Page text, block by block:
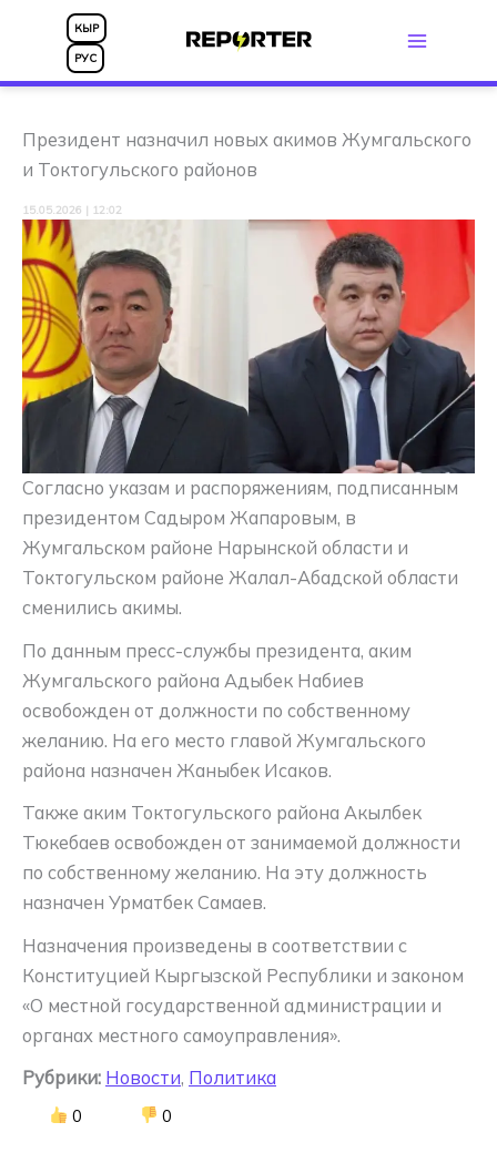
Перейти
содержимому
КЫР
РУС
Президент назначил новых акимов Жумгальского
и Токтогульского районов
15.05.2026 | 12:02
Согласно указам и распоряжениям, подписанным
президентом Садыром Жапаровым, в
Жумгальском районе Нарынской области и
Токтогульском районе Жалал-Абадской области
сменились акимы.
По данным пресс-службы президента, аким
Жумгальского района Адыбек Набиев
освобожден от должности по собственному
желанию. На его место главой Жумгальского
района назначен Жаныбек Исаков.
Также аким Токтогульского района Акылбек
Тюкебаев освобожден от занимаемой должности
по собственному желанию. На эту должность
назначен Урматбек Самаев.
Назначения произведены в соответствии с
Конституцией Кыргызской Республики и законом
«О местной государственной администрации и
органах местного самоуправления».
Рубрики: Новости, Политика
0 0